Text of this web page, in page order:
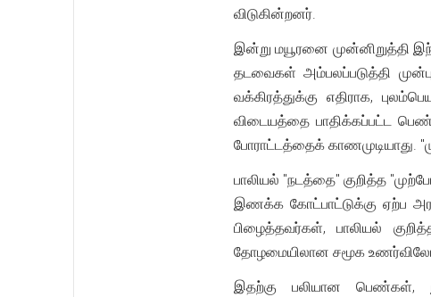
விடுகின்றனர்.
இன்று மயூரனை முன்னிறுத்தி
தடவைகள் அம்பலப்படுத்தி
வக்கிரத்துக்கு எதிராக,
விடையத்தை பாதிக்கப்பட்ட
போராட்டத்தைக் காணமுடியாது.
பாலியல் "நடத்தை" குறித்த
இணக்க கோட்பாட்டுக்கு ஏற்ப
பிழைத்தவர்கள், பாலியல்
தோழமையிலான சமூக
இதற்கு பலியான பெண்கள்,